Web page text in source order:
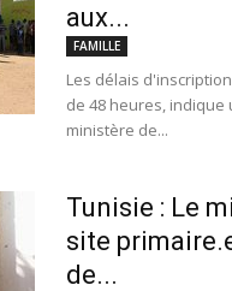
aux...
FAMILLE
Les délais
de 48 heures,
ministère de...
Tunisie : Le
site
de...